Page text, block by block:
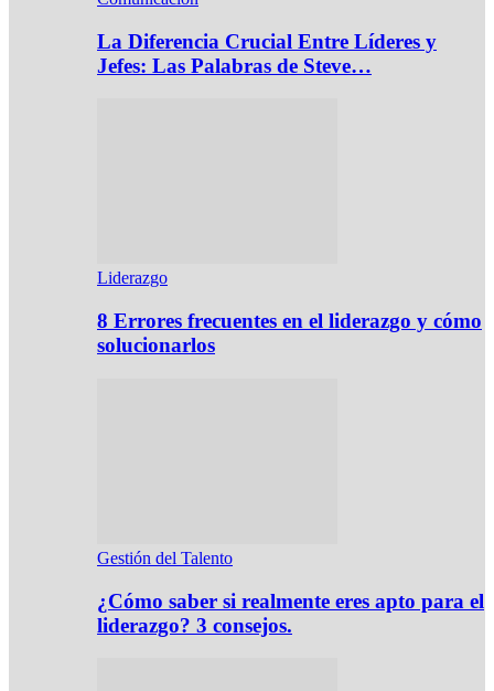
La Diferencia Crucial Entre Líderes y
Jefes: Las Palabras de Steve…
Liderazgo
8 Errores frecuentes en el liderazgo y cómo
solucionarlos
Gestión del Talento
¿Cómo saber si realmente eres apto para el
liderazgo? 3 consejos.